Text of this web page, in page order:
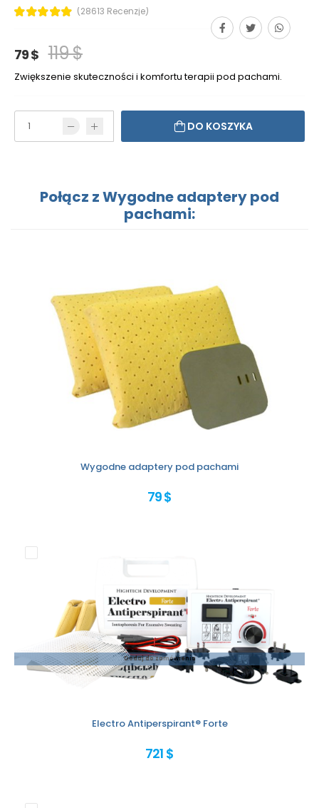
(28613 Recenzje)
79 $ 119 $
Zwiększenie skuteczności i komfortu terapii pod pachami.
DO KOSZYKA
Połącz z Wygodne adaptery pod
pachami:
Wygodne adaptery pod pachami
79 $
Dodaj do zamówienia
Electro Antiperspirant® Forte
721 $